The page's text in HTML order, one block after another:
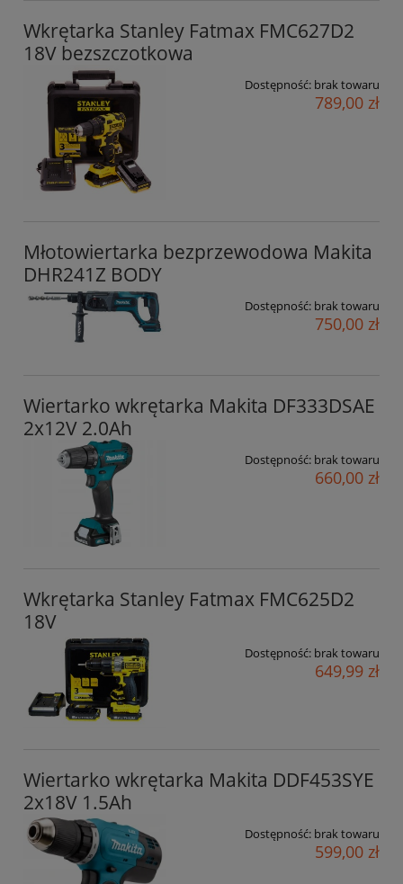
Wkrętarka Stanley Fatmax FMC627D2
18V bezszczotkowa
Dostępność: brak towaru
789,00 zł
Młotowiertarka bezprzewodowa Makita
DHR241Z BODY
Dostępność: brak towaru
750,00 zł
Wiertarko wkrętarka Makita DF333DSAE
2x12V 2.0Ah
Dostępność: brak towaru
660,00 zł
Wkrętarka Stanley Fatmax FMC625D2
18V
Dostępność: brak towaru
649,99 zł
Wiertarko wkrętarka Makita DDF453SYE
2x18V 1.5Ah
Dostępność: brak towaru
599,00 zł